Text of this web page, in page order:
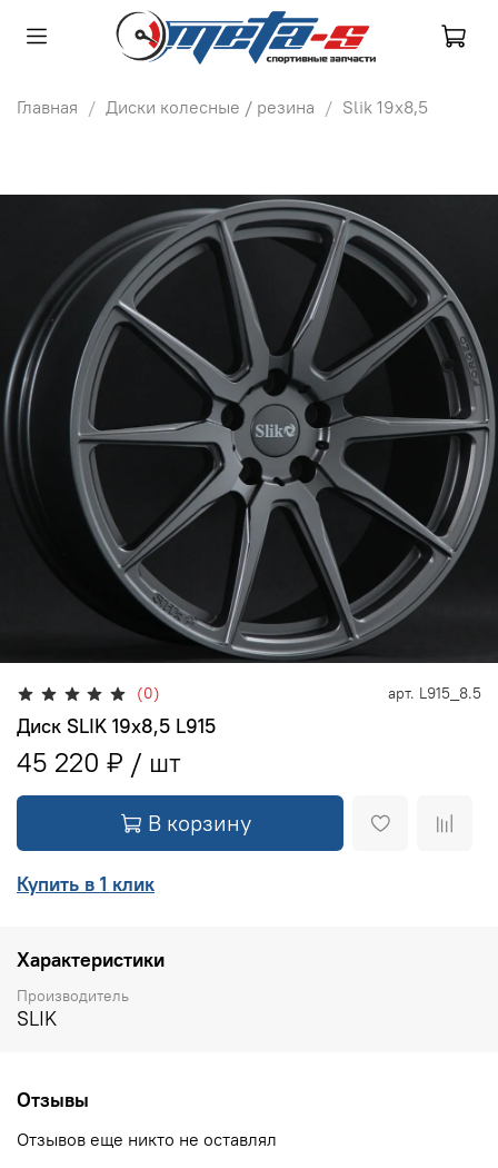
Главная Диски колесные / резина Slik 19х8,5
(0) арт. L915_8.5
Диск SLIK 19х8,5 L915
45 220 ₽
В корзину
Купить в 1 клик
Характеристики
Производитель
SLIK
Отзывы
Отзывов еще никто не оставлял